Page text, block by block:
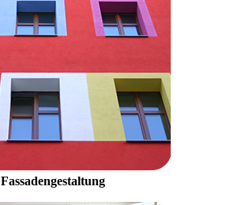
Fassadengestaltung